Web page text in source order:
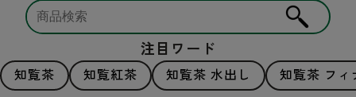
注目ワード
知覧茶 知覧紅茶 知覧茶 水出し 知覧茶 フィ